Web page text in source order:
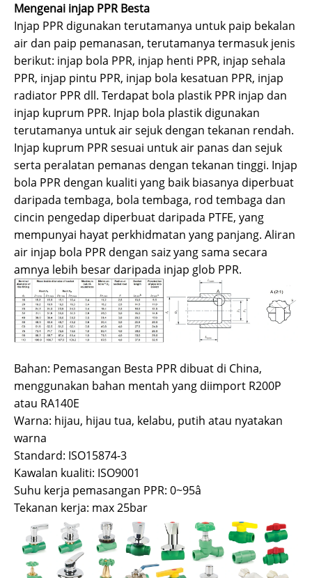
Mengenai injap PPR Besta
Injap PPR digunakan terutamanya untuk paip bekalan
air dan paip pemanasan, terutamanya termasuk jenis
berikut: injap bola PPR, injap henti PPR, injap sehala
PPR, injap pintu PPR, injap bola kesatuan PPR, injap
radiator PPR dll. Terdapat bola plastik PPR injap dan
injap kuprum PPR. Injap bola plastik digunakan
terutamanya untuk air sejuk dengan tekanan rendah.
Injap kuprum PPR sesuai untuk air panas dan sejuk
serta peralatan pemanas dengan tekanan tinggi. Injap
bola PPR dengan kualiti yang baik biasanya diperbuat
daripada tembaga, bola tembaga, rod tembaga dan
cincin pengedap diperbuat daripada PTFE, yang
mempunyai hayat perkhidmatan yang panjang. Aliran
air injap bola PPR dengan saiz yang sama secara
amnya lebih besar daripada injap glob PPR.
Bahan: Pemasangan Besta PPR dibuat di China,
menggunakan bahan mentah yang diimport R200P
atau RA140E
Warna: hijau, hijau tua, kelabu, putih atau nyatakan
warna
Standard: ISO15874-3
Kawalan kualiti: ISO9001
Suhu kerja pemasangan PPR: 0~95â
Tekanan kerja: max 25bar